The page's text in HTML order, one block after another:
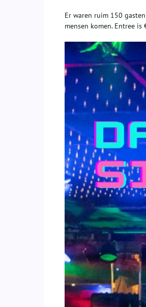
Er waren ruim 150
mensen komen. Entree is